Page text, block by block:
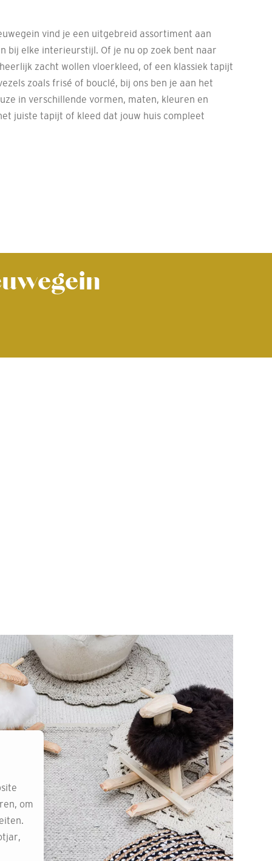
vind je een uitgebreid assortiment aan
bij elke interieurstijl. Of je nu op zoek bent naar
zacht wollen vloerkleed, of een klassiek tapijt
zoals frisé of bouclé, bij ons ben je aan het
in verschillende vormen, maten, kleuren en
juiste tapijt of kleed dat jouw huis compleet
om